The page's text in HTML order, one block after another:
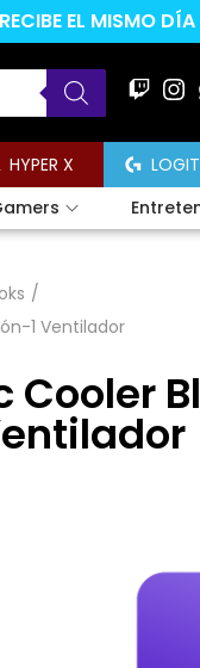
EL MISMO
HYPER X
/
1 Ventilador
Cooler